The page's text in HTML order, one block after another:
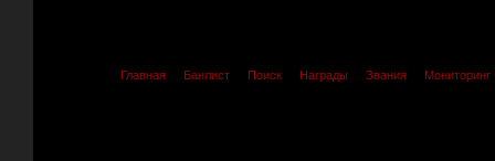
Главная Банлист Поиск Награды Звания Мониторинг